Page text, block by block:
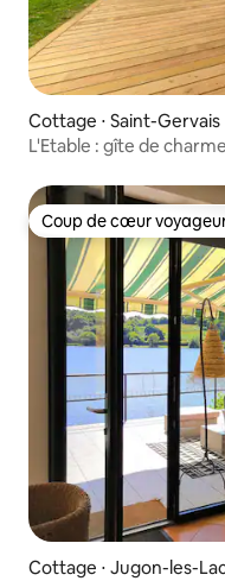
Cottage ⋅ Saint-Gervais
L'Etable : gîte de
Coup de cœur
Coup de cœur
Cottage ⋅ Jugon-les-